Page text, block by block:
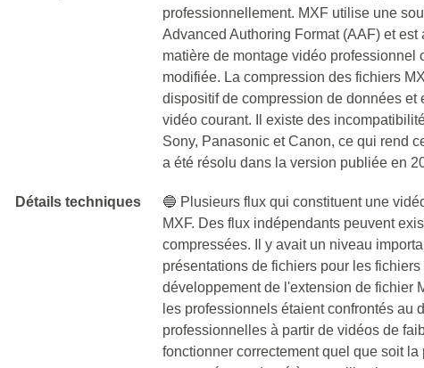
professionnellement. MXF utilise une
Advanced Authoring Format (AAF) et
matière de montage vidéo professionnel
modifiée. La compression des fichiers
dispositif de compression de données et
vidéo courant. Il existe des
Sony, Panasonic et Canon, ce qui rend
a été résolu dans la version publiée en
Détails techniques
🔵 Plusieurs flux qui constituent une
MXF. Des flux indépendants peuvent
compressées. Il y avait un niveau
présentations de fichiers pour les
développement de l'extension de fichier
les professionnels étaient confrontés au
professionnelles à partir de vidéos de
fonctionner correctement quel que soit